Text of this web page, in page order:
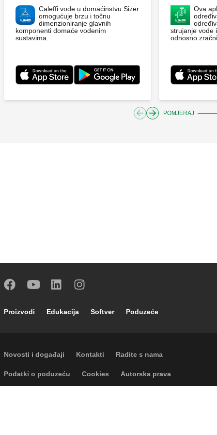
Caleffi vode u domaćinstvu Sizer
omogućuje brzu i točnu
dimenzioniranje glavnih
komponenti domaće vodenim
sustavima.
Ova
strujanje vode
odnosno
POMJERAJ
Footer main navigation
Proizvodi Edukacija Softver Poduzeće
Footer secondary navigation
Novosti i događaji Kontakti Radite s nama
Footer menu
Podatki o poduzeću Cookies Autorska prava